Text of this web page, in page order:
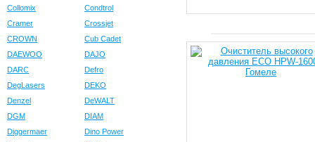
Collomix
Condtrol
Cramer
Crossjet
CROWN
Cub Cadet
DAEWOO
DAJO
DARC
Defro
DegLasers
DEKO
Denzel
DeWALT
DGM
DIAM
Diggermaer
Dino Power